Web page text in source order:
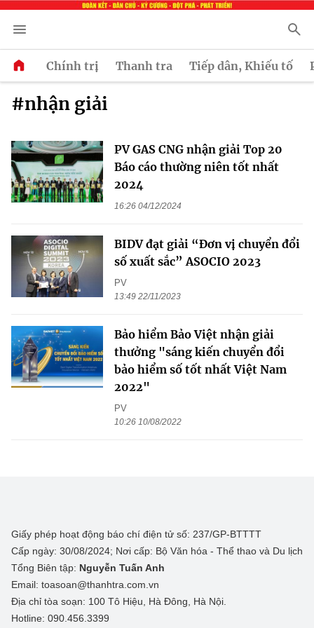
Chính trị Thanh tra Tiếp dân, Khiếu tố
#nhận giải
PV GAS CNG nhận giải Top 20
Báo cáo thường niên tốt nhất
2024
16:26 04/12/2024
BIDV đạt giải “Đơn vị chuyển đổi
số xuất sắc” ASOCIO 2023
PV
13:49 22/11/2023
Bảo hiểm Bảo Việt nhận giải
thưởng "sáng kiến chuyển đổi
bảo hiểm số tốt nhất Việt Nam
2022"
PV
10:26 10/08/2022
Giấy phép hoạt động báo chí điện tử số: 237/GP-BTTTT
Cấp ngày: 30/08/2024; Nơi cấp: Bộ Văn hóa - Thể thao và Du lịch
Tổng Biên tập: Nguyễn Tuấn Anh
Email: toasoan@thanhtra.com.vn
Địa chỉ tòa soạn: 100 Tô Hiệu, Hà Đông, Hà Nội.
Hotline: 090.456.3399